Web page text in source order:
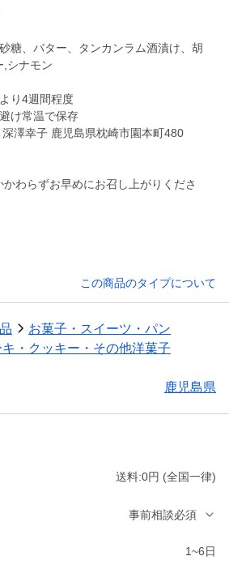
糖、バター、タンカンラム酒漬け、胡
,シナモン
り4週間程度
け常温で保存
澤幸子 鹿児島県枕崎市園本町480
かわらずお早めにお召し上がりくださ
この商品のタイプについて
お菓子・スイーツ・パン
・クッキー・その他洋菓子
鹿児島県
送料:0円 (全国一律)
事前相談必須
1~6日